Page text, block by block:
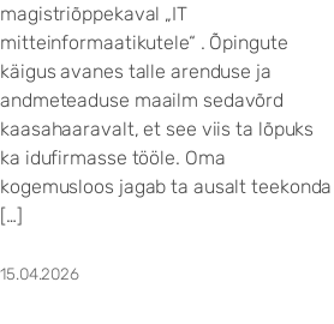
magistriõppekaval „IT
mitteinformaatikutele“ . Õpingute
käigus avanes talle arenduse ja
andmeteaduse maailm sedavõrd
kaasahaaravalt, et see viis ta lõpuks
ka idufirmasse tööle. Oma
kogemusloos jagab ta ausalt teekonda
[…]
15.04.2026